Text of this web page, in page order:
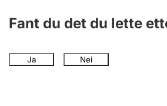
Fant du det du lette
Ja Nei